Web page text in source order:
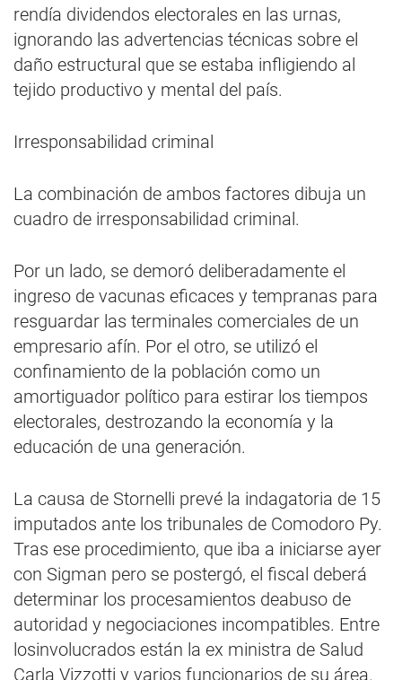
rendía dividendos electorales en las urnas,
ignorando las advertencias técnicas sobre el
daño estructural que se estaba infligiendo al
tejido productivo y mental del país.
Irresponsabilidad criminal
La combinación de ambos factores dibuja un
cuadro de irresponsabilidad criminal.
Por un lado, se demoró deliberadamente el
ingreso de vacunas eficaces y tempranas para
resguardar las terminales comerciales de un
empresario afín. Por el otro, se utilizó el
confinamiento de la población como un
amortiguador político para estirar los tiempos
electorales, destrozando la economía y la
educación de una generación.
La causa de Stornelli prevé la indagatoria de 15
imputados ante los tribunales de Comodoro Py.
Tras ese procedimiento, que iba a iniciarse ayer
con Sigman pero se postergó, el fiscal deberá
determinar los procesamientos deabuso de
autoridad y negociaciones incompatibles. Entre
losinvolucrados están la ex ministra de Salud
Carla Vizzotti y varios funcionarios de su área.